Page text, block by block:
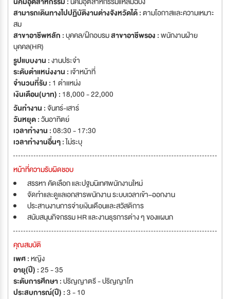
สามารถเดินทางไปปฏิบัติงานต่างจังหวัดได้ :ตามโอกาสและความเหมาะ
สม
สาขาอาชีพหลัก :บุคคล/ฝึกอบรมสาขาอาชีพรอง :พนักงานฝ่าย
บุคคล(HR)
รูปแบบงาน :งานประจำ
ระดับตำแหน่งงาน : เจ้าหน้าที่
จำนวนที่รับ : 1 ตำแหน่ง
เงินเดือน(บาท) : 18,000 - 22,000
วันทำงาน :จันทร์-เสาร์
วันหยุด :วันอาทิตย์
เวลาทำงาน :08:30 - 17:30
เวลาทำงานอื่นๆ :ไม่ระบุ
หน้าที่ความรับผิดชอบ
สรรหา คัดเลือก และปฐมนิเทศพนักงานใหม่
จัดทำและดูแลเอกสารพนักงาน ระบบเวลาเข้า–ออกงาน
ประสานงานการจ่ายเงินเดือนและสวัสดิการ
สนับสนุนกิจกรรม HR และงานธุรการต่าง ๆ ของแผนก
คุณสมบัติ
เพศ :หญิง
อายุ(ปี) :25 - 35
ระดับการศึกษา :ปริญญาตรี - ปริญญาโท
ประสบการณ์(ปี) :3 - 10